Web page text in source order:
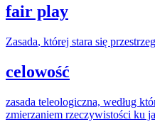
fair play
Zasada, której stara się
celowość
zasada teleologiczna, według
zmierzaniem rzeczywistości ku